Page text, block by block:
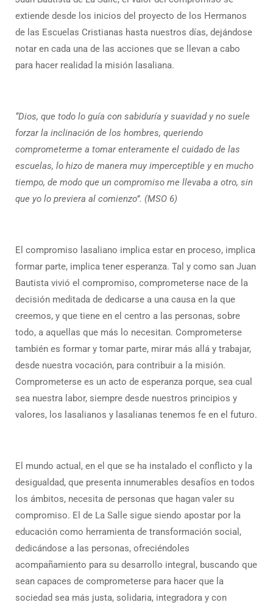
extiende desde los inicios del proyecto de los Hermanos
de las Escuelas Cristianas hasta nuestros días, dejándose
notar en cada una de las acciones que se llevan a cabo
para hacer realidad la misión lasaliana.
“Dios, que todo lo guía con sabiduría y suavidad y no suele
forzar la inclinación de los hombres, queriendo
comprometerme a tomar enteramente el cuidado de las
escuelas, lo hizo de manera muy imperceptible y en mucho
tiempo, de modo que un compromiso me llevaba a otro, sin
que yo lo previera al comienzo”. (MSO 6)
El compromiso lasaliano implica estar en proceso, implica
formar parte, implica tener esperanza. Tal y como san Juan
Bautista vivió el compromiso, comprometerse nace de la
decisión meditada de dedicarse a una causa en la que
creemos, y que tiene en el centro a las personas, sobre
todo, a aquellas que más lo necesitan. Comprometerse
también es formar y tomar parte, mirar más allá y trabajar,
desde nuestra vocación, para contribuir a la misión.
Comprometerse es un acto de esperanza porque, sea cual
sea nuestra labor, siempre desde nuestros principios y
valores, los lasalianos y lasalianas tenemos fe en el futuro.
El mundo actual, en el que se ha instalado el conflicto y la
desigualdad, que presenta innumerables desafíos en todos
los ámbitos, necesita de personas que hagan valer su
compromiso. El de La Salle sigue siendo apostar por la
educación como herramienta de transformación social,
dedicándose a las personas, ofreciéndoles
acompañamiento para su desarrollo integral, buscando que
sean capaces de comprometerse para hacer que la
sociedad sea más justa, solidaria, integradora y con